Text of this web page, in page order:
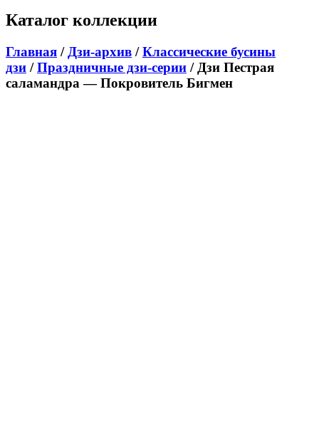
Каталог коллекции
Главная / Дзи-архив /Классические бусины
дзи /Праздничные дзи-серии / Дзи Пестрая
саламандра — Покровитель Бигмен